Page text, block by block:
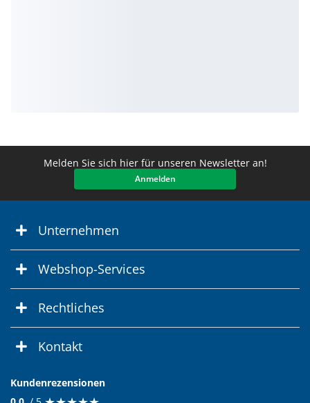
Melden Sie sich hier für unseren Newsletter an!
Anmelden
Unternehmen
Webshop-Services
Rechtliches
Kontakt
Kundenrezensionen
★★★★★
★★★★★